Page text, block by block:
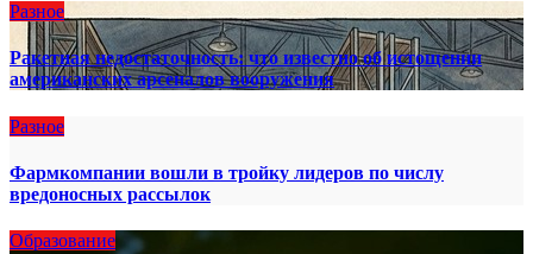
Разное
Ракетная недостаточность: что известно об истощении
американских арсеналов вооружения
Разное
Фармкомпании вошли в тройку лидеров по числу
вредоносных рассылок
Образование